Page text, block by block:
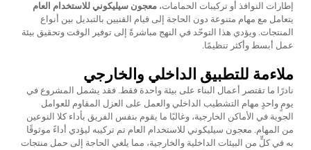
إطارات النوافذ أو تركيبات الحمامات، معجون سيليكوني للاستخدام العام
يتعامل مع مهام متنوعة دون الحاجة إلى قيام الفنيين بالتبديل بين أنواع
المنتجات. ويؤدي هذا التوحّد في النهج مباشرةً إلى توفير الوقت وتحقيق بيئة
عمل أبسط وأكثر تنظيمًا.
ملاءمة للتطبيق الداخلي والخارجي
نادرًا ما تقتصر أعمال البناء على بيئة واحدة فقط. فقد يشمل المشروع في
يومٍ واحدٍ مهام التشطيب الداخلي والعمل على العزل المقاوم للعوامل
الجوية في الأماكن الخارجية، وغالبًا ما يقوم بنفس الفريق بأداء كلا النوعين
من المهام. معجون سيليكوني للاستخدام العام تم تركيبه ليؤدي أداءً موثوقًا
به في كلٍّ من البيئات الداخلية والخارجية، مما يلغي الحاجة إلى حمل منتجات